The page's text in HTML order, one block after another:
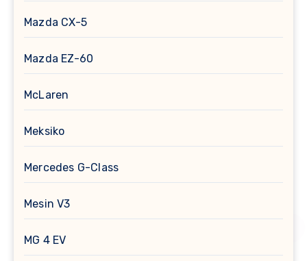
Mazda CX-5
Mazda EZ-60
McLaren
Meksiko
Mercedes G-Class
Mesin V3
MG 4 EV